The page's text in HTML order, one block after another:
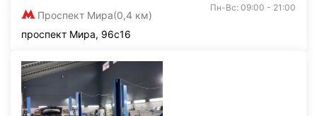
Проспект Мира(0,4 км)
Пн-Вс: 09:00 - 21:00
проспект Мира, 96с16